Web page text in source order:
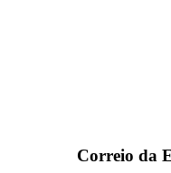
Correio da